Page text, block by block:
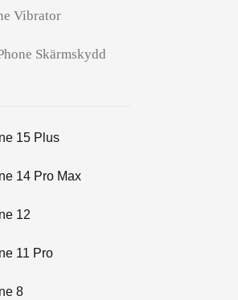
Vibrator
Skärmskydd
15 Plus
14 Pro Max
12
11 Pro
8